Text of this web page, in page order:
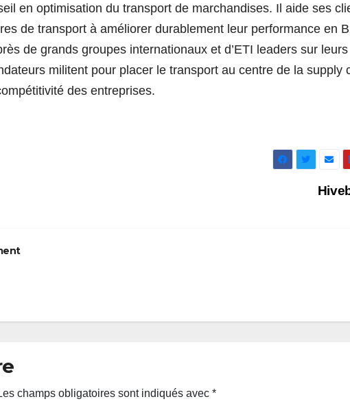
en optimisation du transport de marchandises. Il aide ses
de transport à améliorer durablement leur performance en
de grands groupes internationaux et d’ETI leaders sur leurs
militent pour placer le transport au centre de la supply
des entreprises.
champs obligatoires sont indiqués avec *